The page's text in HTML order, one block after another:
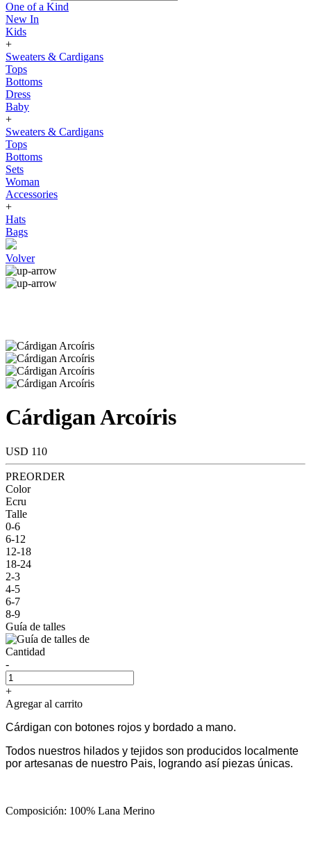
One of a Kind
New In
Kids
+
Sweaters & Cardigans
Tops
Bottoms
Dress
Baby
+
Sweaters & Cardigans
Tops
Bottoms
Sets
Woman
Accessories
+
Hats
Bags
Volver
Cárdigan Arcoíris
USD 110
PREORDER
Color
Ecru
Talle
0-6
6-12
12-18
18-24
2-3
4-5
6-7
8-9
Guía de talles
Cantidad
-
+
Agregar al carrito
Cárdigan con botones rojos y bordado a mano.
Todos nuestros hilados y tejidos son producidos localmente
por artesanas de nuestro Pais, logrando así piezas únicas.
Composición: 100% Lana Merino